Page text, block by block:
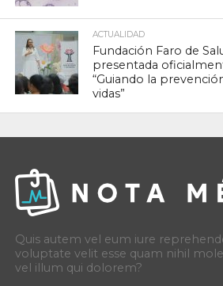
ACTUALIDAD
Fundación Faro de
presentada
“Guiando la
vidas”
Quis autem vel eum iure
voluptate velit esse quam nihil
vel illum qui dolorem?